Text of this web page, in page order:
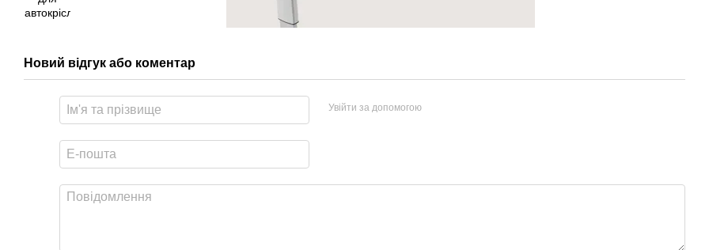
Новий відгук або коментар
Увійти за допомогою